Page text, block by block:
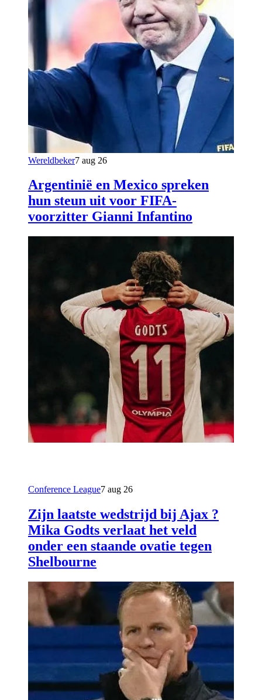
Wereldbeker7 aug 26
Argentinië en Mexico spreken
hun steun uit voor FIFA-
voorzitter Gianni Infantino
Conference League7 aug 26
Zijn laatste wedstrijd bij Ajax ?
Mika Godts verlaat het veld
onder een staande ovatie tegen
Shelbourne